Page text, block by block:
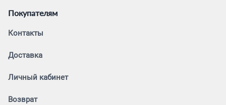
Покупателям
Контакты
Доставка
Личный кабинет
Возврат